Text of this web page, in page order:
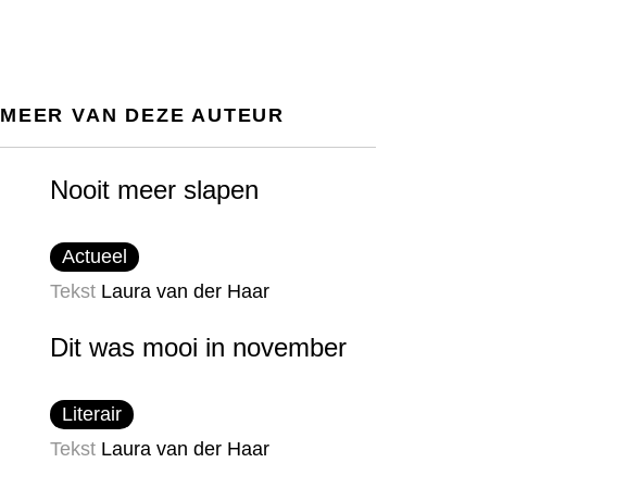
MEER VAN DEZE AUTEUR
Nooit meer slapen
Actueel
Tekst Laura van der Haar
Dit was mooi in november
Literair
Tekst Laura van der Haar